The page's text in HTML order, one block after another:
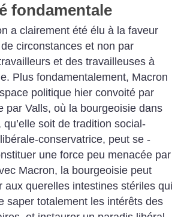
fondamentale
a clairement été élu à la faveur
circonstances et non par
et des travailleuses à
Plus fondamentalement, Macron
politique hier convoité par
par Valls, où la bourgeoisie dans
soit de tradition social-
conservatrice, peut se
une force peu menacée par
Macron, la bourgeoisie peut
aux querelles intestines stériles qui
saper totalement les intérêts des